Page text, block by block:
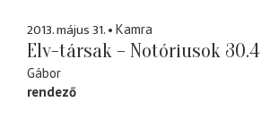
2013. május 31. Kamra
Elv-társak – Notóriusok 30.4
Gábor
rendező